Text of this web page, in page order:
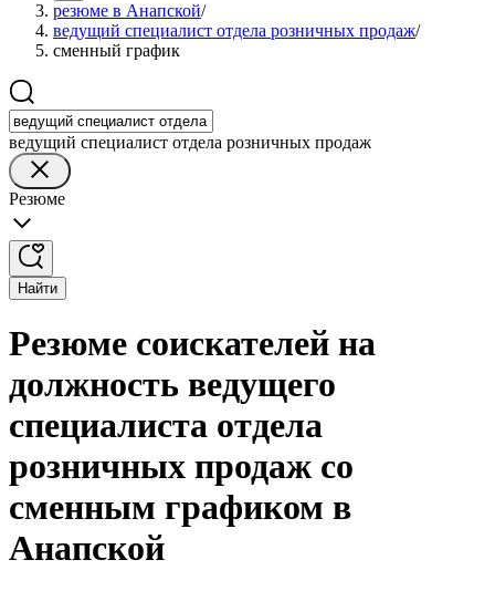
резюме в Анапской/
ведущий специалист отдела розничных продаж/
сменный график
ведущий специалист отдела розничных продаж
Резюме
Найти
Резюме соискателей на
должность ведущего
специалиста отдела
розничных продаж со
сменным графиком в
Анапской